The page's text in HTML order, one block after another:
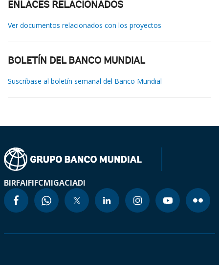
ENLACES RELACIONADOS
Ver documentos relacionados con los proyectos
BOLETÍN DEL BANCO MUNDIAL
Suscríbase al boletín semanal del Banco Mundial
BIRFAIFIFCMIGACIADI